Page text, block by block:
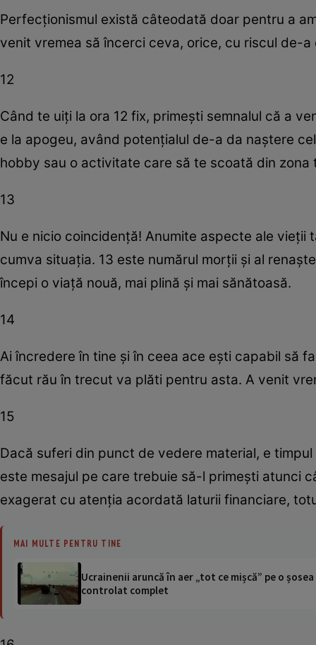
Perfecţionismul există câteodată doar pentru a
venit vremea să încerci ceva, orice, cu riscul de-
12
Când te uiţi la ora 12 fix, primeşti semnalul că a
e la apogeu, având potenţialul de-a da naştere
hobby sau o activitate care să te scoată din
13
Nu e nicio coincidenţă! Anumite aspecte ale
cumva situaţia. 13 este numărul morţii şi al
începi o viaţă nouă, mai plină şi mai sănătoasă.
14
Ai încredere în tine şi în ceea ace eşti capabil să
făcut rău în trecut va plăti pentru asta. A venit
15
Dacă suferi din punct de vedere material, e
este mesajul pe care trebuie să-l primeşti atunci
exagerat cu atenţia acordată laturii financiare,
MAI MULTE PENTRU TINE
Ucrainenii aruncă în aer „tot ce mișcă” pe o
controlat complet